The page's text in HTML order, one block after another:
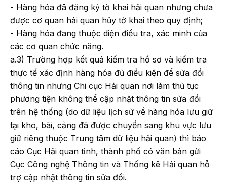
- Hàng hóa đã đăng ký tờ khai hải quan nhưng chưa
được cơ quan hải quan hủy tờ khai theo quy định;
- Hàng hóa đang thuộc diện điều tra, xác minh của
các cơ quan chức năng.
a.3) Trường hợp kết quả kiểm tra hồ sơ và kiểm tra
thực tế xác định hàng hóa đủ điều kiện để sửa đổi
thông tin nhưng Chi cục Hải quan nơi làm thủ tục
phương tiện không thể cập nhật thông tin sửa đổi
trên hệ thống (do dữ liệu lịch sử về hàng hóa lưu giữ
tại kho, bãi, cảng đã được chuyển sang khu vực lưu
giữ riêng thuộc Trung tâm dữ liệu hải quan) thì báo
cáo Cục Hải quan tỉnh, thành phố có văn bản gửi
Cục Công nghệ Thông tin và Thống kê Hải quan hỗ
trợ cập nhật thông tin sửa đổi.